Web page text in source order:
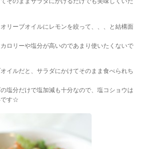
リーブオイルにレモンを絞って、、、と結構面
ロリーや塩分が高いのであまり使いたくないで
イルだと、サラダにかけてそのまま食べられち
塩分だけで塩加減も十分なので、塩コショウは
です☆